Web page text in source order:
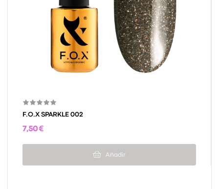
F.O.X SPARKLE 002
7,50 €
Añadir